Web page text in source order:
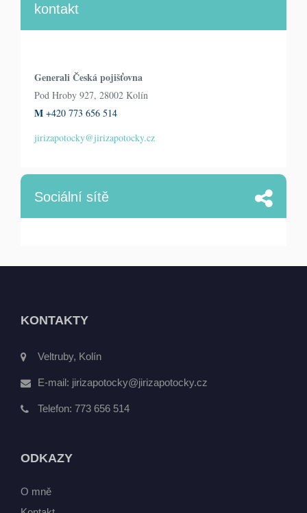
kontakt
Generali Česká pojišťovna
Pod Hroby 927, 28002 Kolín
M +420 773 656 514
jirizapotocky@jirizapotocky.cz
Sociální sítě
KONTAKTY
Veltruby, Kolín
E-mail: jirizapotocky@jirizapotocky.cz
Telefon: 773 656 514
ODKAZY
O mně